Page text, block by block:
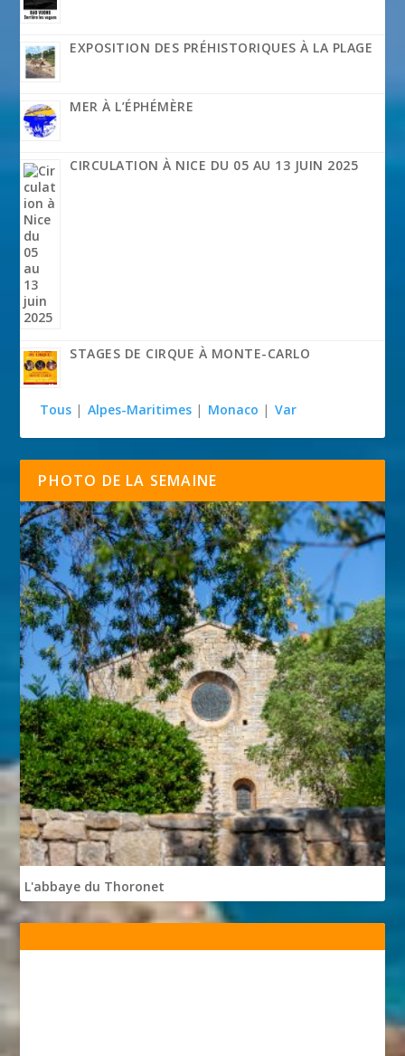
EXPOSITION DES PRÉHISTORIQUES À LA PLAGE
MER À L’ÉPHÉMÈRE
CIRCULATION À NICE DU 05 AU 13 JUIN 2025
STAGES DE CIRQUE À MONTE-CARLO
Tous | Alpes-Maritimes | Monaco | Var
PHOTO DE LA SEMAINE
L'abbaye du Thoronet